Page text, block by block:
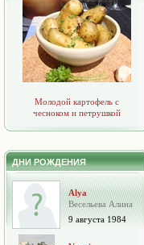
Молодой картофель с
чесноком и петрушкой
ДНИ РОЖДЕНИЯ
Alya
Весельева Алина
9 августа 1984